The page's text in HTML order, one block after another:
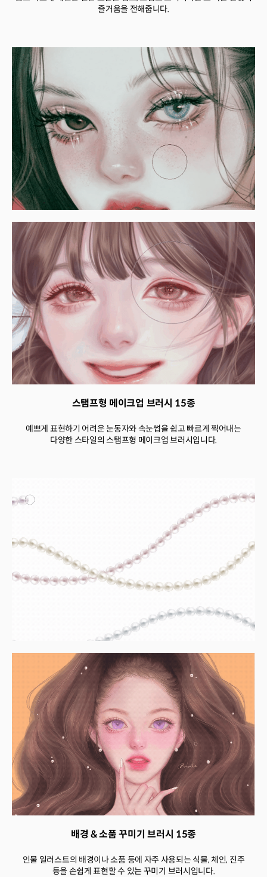
즐거움을 전해줍니다.
스탬프형 메이크업 브러시 15종
예쁘게 표현하기 어려운 눈동자와 속눈썹을 쉽고 빠르게 찍어내는
다양한 스타일의 스탬프형 메이크업 브러시입니다.
배경 & 소품 꾸미기 브러시 15종
인물 일러스트의 배경이나 소품 등에 자주 사용되는 식물, 체인, 진주
등을 손쉽게 표현할 수 있는 꾸미기 브러시입니다.